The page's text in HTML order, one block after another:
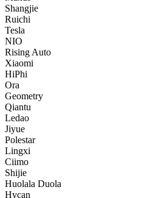
Shangjie
Ruichi
Tesla
NIO
Rising Auto
Xiaomi
HiPhi
Ora
Geometry
Qiantu
Ledao
Jiyue
Polestar
Lingxi
Ciimo
Shijie
Huolala Duola
Hycan